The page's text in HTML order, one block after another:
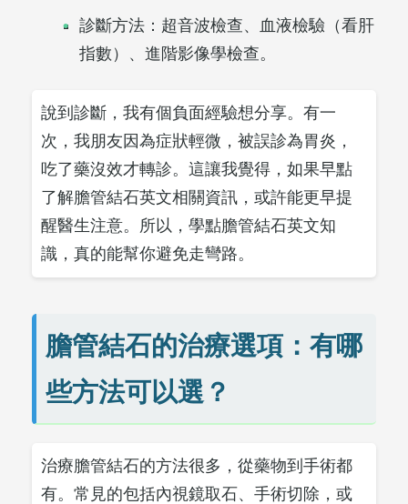
診斷方法：超音波檢查、血液檢驗（看肝
指數）、進階影像學檢查。
說到診斷，我有個負面經驗想分享。有一
次，我朋友因為症狀輕微，被誤診為胃炎，
吃了藥沒效才轉診。這讓我覺得，如果早點
了解膽管結石英文相關資訊，或許能更早提
醒醫生注意。所以，學點膽管結石英文知
識，真的能幫你避免走彎路。
膽管結石的治療選項：有哪
些方法可以選？
治療膽管結石的方法很多，從藥物到手術都
有。常見的包括內視鏡取石、手術切除，或